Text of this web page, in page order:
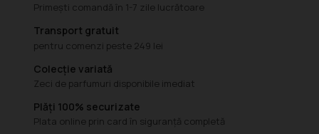
Primești comandă în 1-7 zile lucrătoare
Transport gratuit
pentru comenzi peste 249 lei
Colecție variată
Zeci de parfumuri disponibile imediat
Plăți 100% securizate
Plata online prin card în siguranță completă